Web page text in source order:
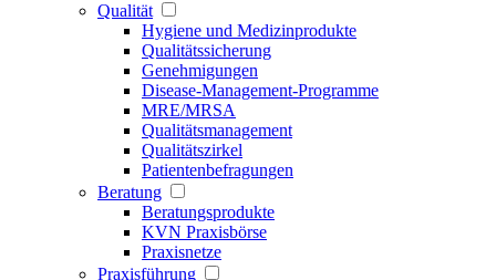
Qualität
Hygiene und Medizinprodukte
Qualitätssicherung
Genehmigungen
Disease-Management-Programme
MRE/MRSA
Qualitätsmanagement
Qualitätszirkel
Patientenbefragungen
Beratung
Beratungsprodukte
KVN Praxisbörse
Praxisnetze
Praxisführung